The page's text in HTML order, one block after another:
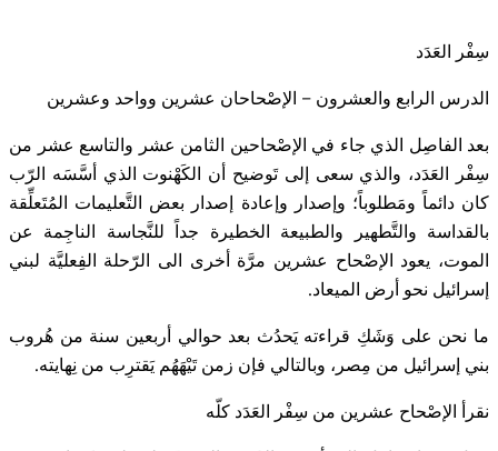
سِفْر العَدَد
الدرس الرابع والعشرون – الإصْحاحان عشرين وواحد وعشرين
بعد الفاصِل الذي جاء في الإصْحاحين الثامن عشر والتاسع عشر من
سِفْر العَدَد، والذي سعى إلى تَوضيح أن الكَهْنوت الذي أسَّسَه الرّب
كان دائماً ومَطلوباً؛ وإصدار وإعادة إصدار بعض التَّعليمات المُتَعلِّقة
بالقداسة والتَّطهير والطبيعة الخطيرة جداً للنَّجاسة الناجِمة عن
الموت، يعود الإصْحاح عشرين مرَّة أخرى الى الرّحلة الفِعليَّة لبني
إسرائيل نحو أرض الميعاد.
ما نحن على وَشَكِ قراءته يَحدُث بعد حوالي أربعين سنة من هُروب
بني إسرائيل من مِصر، وبالتالي فإن زمن تَيْهَهُم يَقترِب من نِهايته.
نقرأ الإصْحاح عشرين من سِفْر العَدَد كلّه